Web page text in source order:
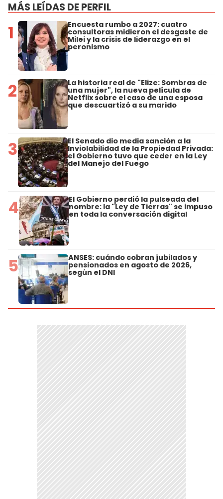
MÁS LEÍDAS DE PERFIL
1 Encuesta rumbo a 2027: cuatro
consultoras midieron el desgaste de
Milei y la crisis de liderazgo en el
peronismo
2 La historia real de "Elize: Sombras de
una mujer", la nueva película de
Netflix sobre el caso de una esposa
que descuartizó a su marido
3 El Senado dio media sanción a la
Inviolabilidad de la Propiedad Privada:
el Gobierno tuvo que ceder en la Ley
del Manejo del Fuego
4 El Gobierno perdió la pulseada del
nombre: la "Ley de Tierras" se impuso
en toda la conversación digital
5 ANSES: cuándo cobran jubilados y
pensionados en agosto de 2026,
según el DNI